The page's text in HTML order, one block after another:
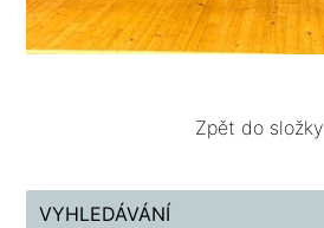
Zpět do složky
VYHLEDÁVÁNÍ